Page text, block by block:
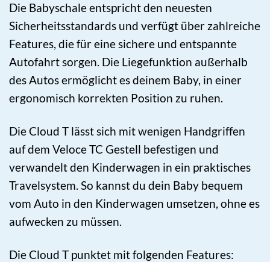
Die Babyschale entspricht den neuesten
Sicherheitsstandards und verfügt über zahlreiche
Features, die für eine sichere und entspannte
Autofahrt sorgen. Die Liegefunktion außerhalb
des Autos ermöglicht es deinem Baby, in einer
ergonomisch korrekten Position zu ruhen.
Die Cloud T lässt sich mit wenigen Handgriffen
auf dem Veloce TC Gestell befestigen und
verwandelt den Kinderwagen in ein praktisches
Travelsystem. So kannst du dein Baby bequem
vom Auto in den Kinderwagen umsetzen, ohne es
aufwecken zu müssen.
Die Cloud T punktet mit folgenden Features: